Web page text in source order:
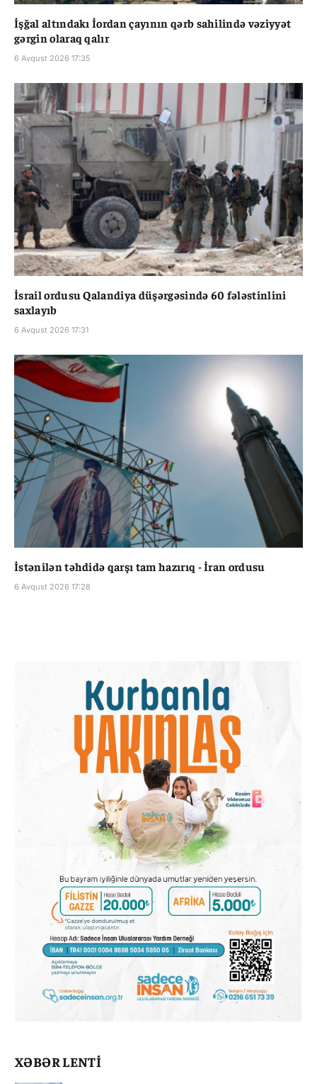
İşğal altındakı İordan çayının qərb sahilində vəziyyət
gərgin olaraq qalır
6 Avqust 2026 17:35
İsrail ordusu Qalandiya düşərgəsində 60 fələstinlini
saxlayıb
6 Avqust 2026 17:31
İstənilən təhdidə qarşı tam hazırıq - İran ordusu
6 Avqust 2026 17:28
XƏBƏR LENTİ